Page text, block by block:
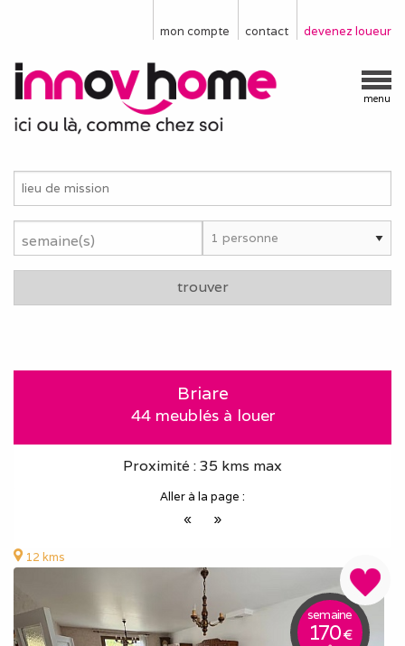
devenez loueur
contact
mon compte
menu
semaine(s)
trouver
Briare
44 meublés à louer
Proximité : 35 kms max
Aller à la page :
« »
12 kms
semaine
170€